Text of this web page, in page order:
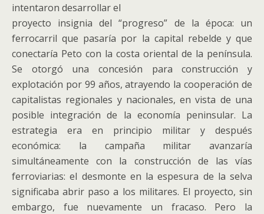
intentaron desarrollar el
proyecto insignia del “progreso” de la época: un
ferrocarril que pasaría por la capital rebelde y que
conectaría Peto con la costa oriental de la península.
Se otorgó una concesión para construcción y
explotación por 99 años, atrayendo la cooperación de
capitalistas regionales y nacionales, en vista de una
posible integración de la economía peninsular. La
estrategia era en principio militar y después
económica: la campaña militar avanzaría
simultáneamente con la construcción de las vías
ferroviarias: el desmonte en la espesura de la selva
significaba abrir paso a los militares. El proyecto, sin
embargo, fue nuevamente un fracaso. Pero la